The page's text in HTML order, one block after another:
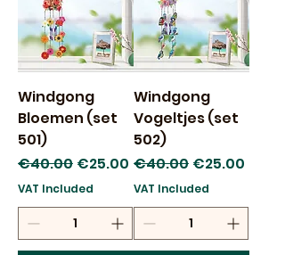
Windgong
Bloemen (set
501)
Regular Price
€40.00 Sale Price
€25.00
VAT Included
Windgong
Vogeltjes (set
502)
Regular Price
€40.00 Sale Price
€25.00
VAT Included